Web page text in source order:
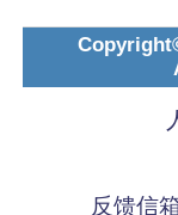
反馈信